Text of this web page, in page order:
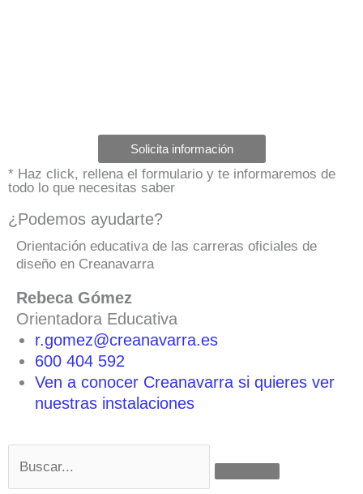
Solicita información
* Haz click, rellena el formulario y te informaremos de
todo lo que necesitas saber
¿Podemos ayudarte?
Orientación educativa de las carreras oficiales de
diseño en Creanavarra
Rebeca Gómez
Orientadora Educativa
r.gomez@creanavarra.es
600 404 592
Ven a conocer Creanavarra si quieres ver
nuestras instalaciones